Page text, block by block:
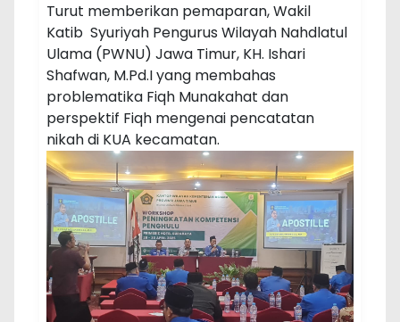
Turut memberikan pemaparan, Wakil
Katib Syuriyah Pengurus Wilayah Nahdlatul
Ulama (PWNU) Jawa Timur, KH. Ishari
Shafwan, M.Pd.I yang membahas
problematika Fiqh Munakahat dan
perspektif Fiqh mengenai pencatatan
nikah di KUA kecamatan.